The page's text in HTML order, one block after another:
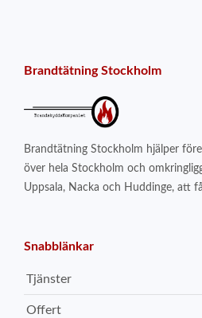
Brandtätning Stockholm
Brandtätning Stockholm hjälper
över hela Stockholm och
Uppsala, Nacka och Huddinge, att
Snabblänkar
Tjänster
Offert